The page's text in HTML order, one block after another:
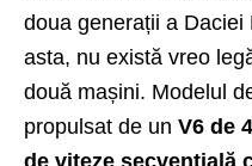
doua generații a
asta, nu există vreo
două mașini. Modelul
propulsat de un V6 de